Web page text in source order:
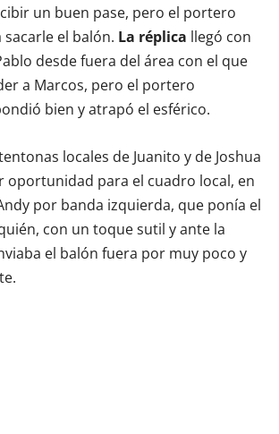
un buen pase, pero el portero
el balón. La réplica llegó con
desde fuera del área con el que
a Marcos, pero el portero
bien y atrapó el esférico.
locales de Juanito y de Joshua
oportunidad para el cuadro local, en
por banda izquierda, que ponía el
con un toque sutil y ante la
el balón fuera por muy poco y